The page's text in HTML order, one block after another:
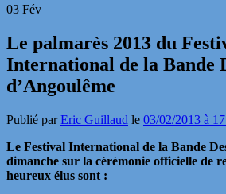
03 Fév
Le palmarès 2013 du
International de la Bande
d’Angoulême
Publié parEric Guillaud le 03/02/2013 à
Le Festival International de la Bande
dimanche sur la cérémonie officielle de
heureux élus sont :